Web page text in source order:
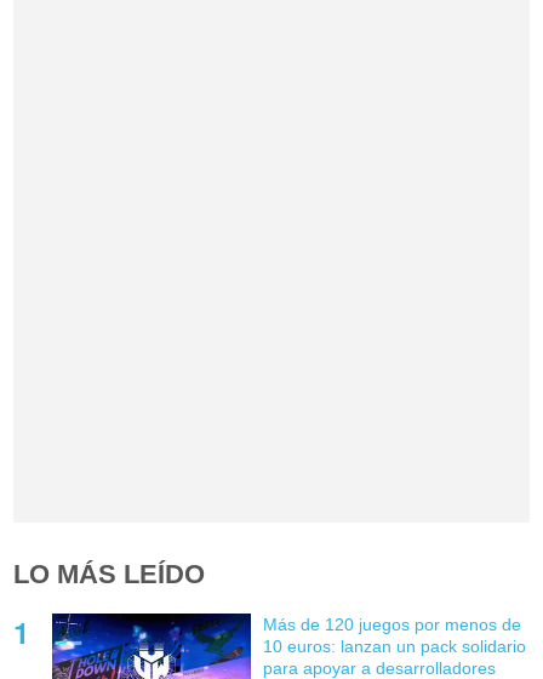
LO MÁS LEÍDO
Más de 120 juegos por menos de
10 euros: lanzan un pack solidario
para apoyar a desarrolladores